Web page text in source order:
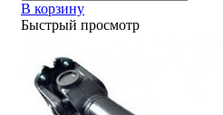
В корзину
Быстрый просмотр